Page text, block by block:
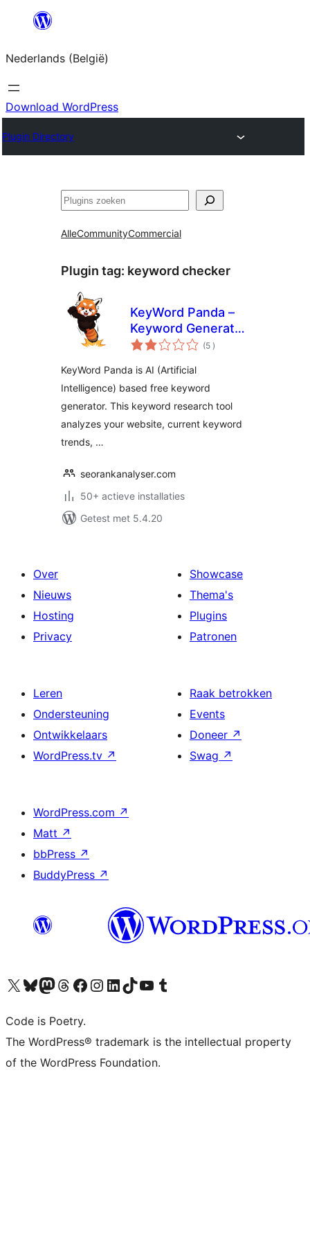
Spring
de
inhoud
Nederlands (België)
Download WordPress
Plugin Directory
Zoeken
AlleCommunityCommercial
Plugin tag: keyword checker
KeyWord Panda –
Keyword Generator
for SEO
(5 aantal
beoordelingen
)
KeyWord Panda is AI (Artificial
Intelligence) based free keyword
generator. This keyword research tool
analyzes your website, current keyword
trends, …
seorankanalyser.com
50+ actieve installaties
Getest met 5.4.20
Over
Nieuws
Hosting
Privacy
Showcase
Thema's
Plugins
Patronen
Leren
Ondersteuning
Ontwikkelaars
WordPress.tv ↗
Raak betrokken
Events
Doneer ↗
Swag ↗
WordPress.com ↗
Matt ↗
bbPress ↗
BuddyPress ↗
Bezoek ons X (voorheen Twitter) account
Bezoek onze Bluesky account
Bezoek ons Mastodon account
Bezoek onze Threads account
Onze Facebookpagina bezoeken
Bezoek onze Instagram account
Bezoek onze LinkedIn account
Bezoek onze TikTok account
Bezoek ons YouTube kanaalBezoek onze Tumblr account
Code is Poetry.
The WordPress® trademark is the intellectual property
of the WordPress Foundation.